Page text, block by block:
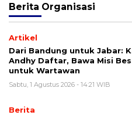
Berita Organisasi
Artikel
Dari Bandung untuk Jabar:
Andhy Daftar, Bawa Misi
untuk Wartawan
Sabtu, 1 Agustus 2026 - 14:21 WIB
Berita